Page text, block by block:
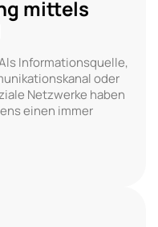
mittels
Informationsquelle,
oder
Netzwerke haben
einen immer